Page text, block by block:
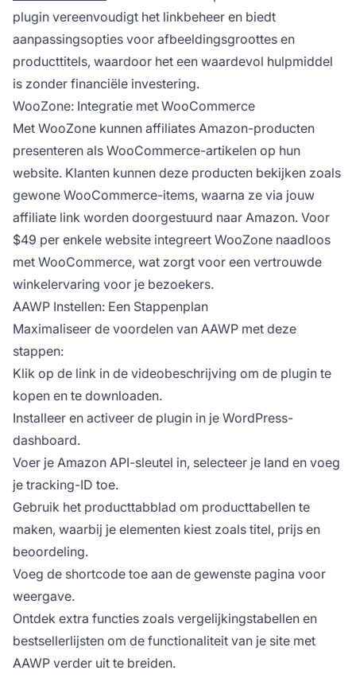
plugin vereenvoudigt het linkbeheer en biedt
aanpassingsopties voor afbeeldingsgroottes en
producttitels, waardoor het een waardevol hulpmiddel
is zonder financiële investering.
WooZone: Integratie met WooCommerce
Met WooZone kunnen affiliates Amazon-producten
presenteren als WooCommerce-artikelen op hun
website. Klanten kunnen deze producten bekijken zoals
gewone WooCommerce-items, waarna ze via jouw
affiliate link worden doorgestuurd naar Amazon. Voor
$49 per enkele website integreert WooZone naadloos
met WooCommerce, wat zorgt voor een vertrouwde
winkelervaring voor je bezoekers.
AAWP Instellen: Een Stappenplan
Maximaliseer de voordelen van AAWP met deze
stappen:
Klik op de link in de videobeschrijving om de plugin te
kopen en te downloaden.
Installeer en activeer de plugin in je WordPress-
dashboard.
Voer je Amazon API-sleutel in, selecteer je land en voeg
je tracking-ID toe.
Gebruik het producttabblad om producttabellen te
maken, waarbij je elementen kiest zoals titel, prijs en
beoordeling.
Voeg de shortcode toe aan de gewenste pagina voor
weergave.
Ontdek extra functies zoals vergelijkingstabellen en
bestsellerlijsten om de functionaliteit van je site met
AAWP verder uit te breiden.